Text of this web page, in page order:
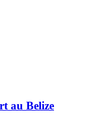
au Belize